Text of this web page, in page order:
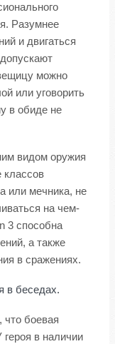
Разумнее
и двигаться
можно
или уговорить
в обиде не
видом оружия
классов
или мечника, не
на чем-
3 способна
а также
в сражениях.
в беседах.
что боевая
в наличии